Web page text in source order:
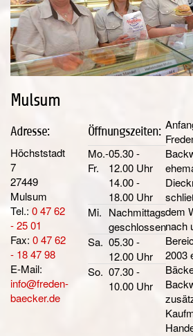
Mulsum
Adresse:
Höchststadt
7
27449
Mulsum
Tel.: 0 47 62
- 25 01
Fax: 0 47 62
- 18 47 98
E-Mail:
info@freden-
baecker.de
Öffnungszeiten:
Mo.-
Fr.
05.30 -
12.00 Uhr
14.00 -
18.00 Uhr
Mi. Nachmittags
geschlossen
Sa. 05.30 -
12.00 Uhr
So. 07.30 -
10.00 Uhr
dem
nach
2003